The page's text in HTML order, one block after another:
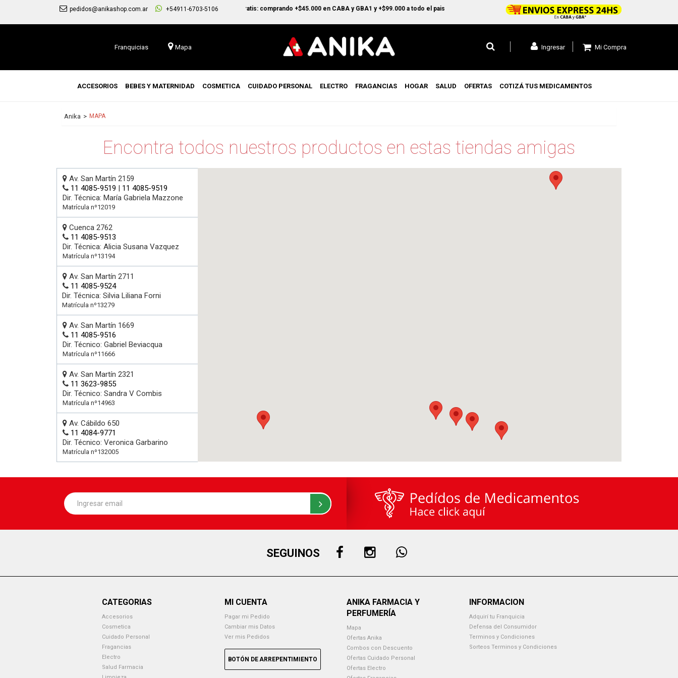
pedidos@anikashop.com.ar +54911-6703-5106
3 cuotas sin interés en todo el sitio Envíos Gratis: comprando +$45.000 en CABA y GBA1 y +$99.000 a todo el pais
Franquicias Mapa Mi Compra
Ingresar
ACCESORIOS BEBES Y MATERNIDAD COSMETICA CUIDADO PERSONAL ELECTRO FRAGANCIAS HOGAR SALUD OFERTAS COTIZÁ TUS MEDICAMENTOS
Anika MAPA
Encontra todos nuestros productos en estas tiendas amigas
Av. San Martín 2159
11 4085-9519 | 11 4085-9519
Dir. Técnica: María Gabriela Mazzone
Matrícula nº12019
Cuenca 2762
11 4085-9513
Dir. Técnica: Alicia Susana Vazquez
Matrícula nº13194
Av. San Martín 2711
11 4085-9524
Dir. Técnica: Silvia Liliana Forni
Matrícula nº13279
Av. San Martín 1669
11 4085-9516
Dir. Técnico: Gabriel Beviacqua
Matrícula nº11666
Av. San Martín 2321
11 3623-9855
Dir. Técnico: Sandra V Combis
Matrícula nº14963
Av. Cábildo 650
11 4084-9771
Dir. Técnico: Veronica Garbarino
Matrícula nº132005
SEGUINOS
CATEGORIAS
Accesorios
Cosmetica
Cuidado Personal
Fragancias
Electro
Salud Farmacia
MI CUENTA
Pagar mi Pedido
Cambiar mis Datos
Ver mis Pedidos
BOTÓN DE ARREPENTIMIENTO
ANIKA FARMACIA Y
PERFUMERÍA
Mapa
Ofertas Anika
Combos con Descuento
Ofertas Cuidado Personal
Ofertas Electro
INFORMACION
Adquirí tu Franquicia
Defensa del Consumidor
Terminos y Condiciones
Sorteos Terminos y Condiciones